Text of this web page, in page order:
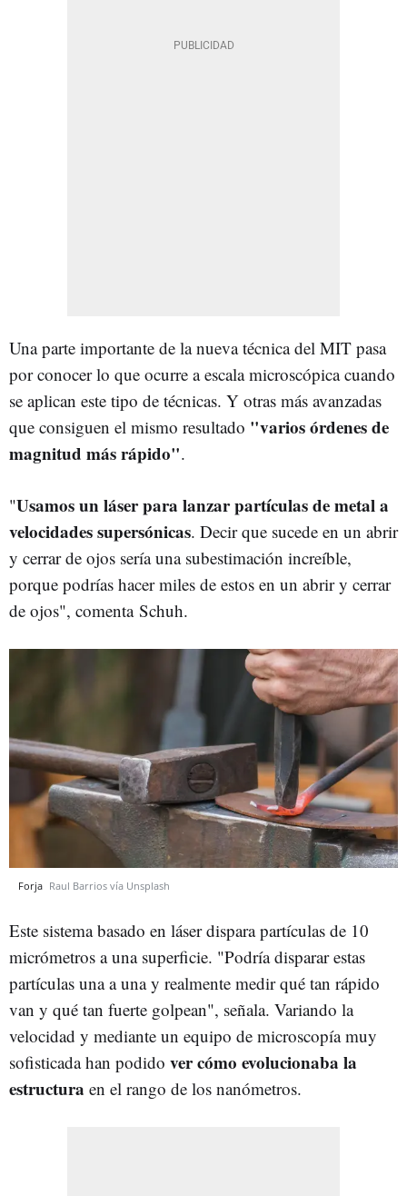
Una parte importante de la nueva técnica del MIT pasa
por conocer lo que ocurre a escala microscópica cuando
se aplican este tipo de técnicas. Y otras más avanzadas
que consiguen el mismo resultado "varios órdenes de
magnitud más rápido".
"Usamos un láser para lanzar partículas de metal a
velocidades supersónicas. Decir que sucede en un abrir
y cerrar de ojos sería una subestimación increíble,
porque podrías hacer miles de estos en un abrir y cerrar
de ojos", comenta Schuh.
Forja Raul Barrios vía Unsplash
Este sistema basado en láser dispara partículas de 10
micrómetros a una superficie. "Podría disparar estas
partículas una a una y realmente medir qué tan rápido
van y qué tan fuerte golpean", señala. Variando la
velocidad y mediante un equipo de microscopía muy
sofisticada han podido ver cómo evolucionaba la
estructura en el rango de los nanómetros.